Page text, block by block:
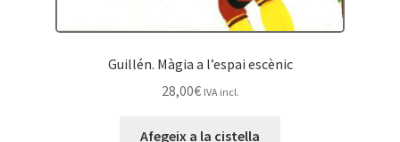
Guillén. Màgia a l’espai escènic
28,00€ IVA incl.
Afegeix a la cistella